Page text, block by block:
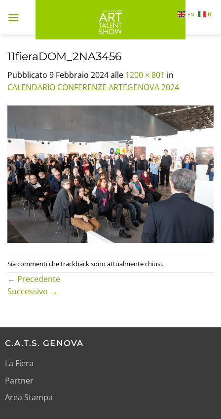
11fieraDOM_2NA3456
Pubblicato 9 Febbraio 2024alle 1200 × 801 in
CALENDARIO CONFERENZE ARTEGENOVA 2024
Sia commenti che trackback sono attualmente chiusi.
← Precedente
Successivo →
C.A.T.S. GENOVA
La Fiera
Partner
Area Stampa
EN IT